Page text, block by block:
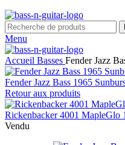
Menu
Accueil Basses Fender Jazz
Fender Jazz Bass 1965
Retour aux produits
Rickenbacker 4001 MapleGlo
Vendu